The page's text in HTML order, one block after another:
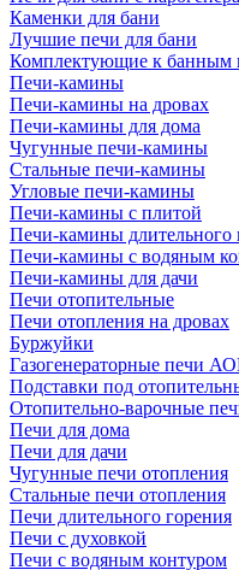
Каменки для бани
Лучшие печи для бани
Комплектующие к банным
Печи-камины
Печи-камины на дровах
Печи-камины для дома
Чугунные печи-камины
Стальные печи-камины
Угловые печи-камины
Печи-камины с плитой
Печи-камины длительного
Печи-камины с водяным
Печи-камины для дачи
Печи отопительные
Печи отопления на дровах
Буржуйки
Газогенераторные печи
Подставки под
Отопительно-варочные
Печи для дома
Печи для дачи
Чугунные печи отопления
Стальные печи отопления
Печи длительного горения
Печи с духовкой
Печи с водяным контуром